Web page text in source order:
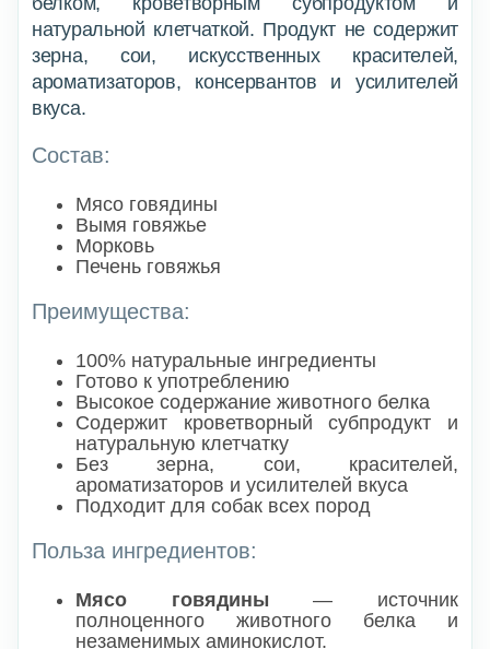
натуральной клетчаткой. Продукт не содержит
зерна, сои, искусственных красителей,
ароматизаторов, консервантов и усилителей
вкуса.
Состав:
Мясо говядины
Вымя говяжье
Морковь
Печень говяжья
Преимущества:
100% натуральные ингредиенты
Готово к употреблению
Высокое содержание животного белка
Содержит кроветворный субпродукт и
натуральную клетчатку
Без зерна, сои, красителей,
ароматизаторов и усилителей вкуса
Подходит для собак всех пород
Польза ингредиентов:
Мясо говядины — источник
полноценного животного белка и
незаменимых аминокислот.